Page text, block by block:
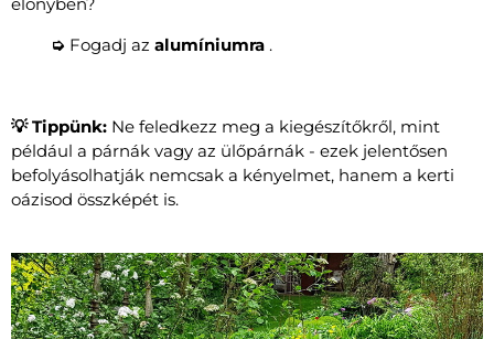
➭ Fogadj az alumíniumra .
💡 Tippünk: Ne feledkezz meg a kiegészítőkről, mint
például a párnák vagy az ülőpárnák - ezek jelentősen
befolyásolhatják nemcsak a kényelmet, hanem a kerti
oázisod összképét is.